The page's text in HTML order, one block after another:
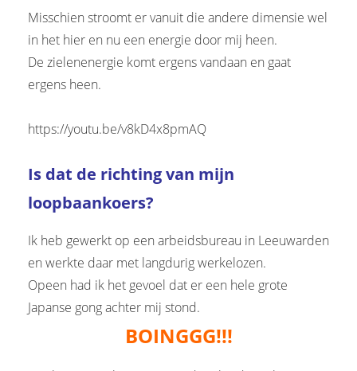
Misschien stroomt er vanuit die andere dimensie wel
in het hier en nu een energie door mij heen.
De zielenenergie komt ergens vandaan en gaat
ergens heen.
https://youtu.be/v8kD4x8pmAQ
Is dat de richting van mijn
loopbaankoers?
Ik heb gewerkt op een arbeidsbureau in Leeuwarden
en werkte daar met langdurig werkelozen.
Opeen had ik het gevoel dat er een hele grote
Japanse gong achter mij stond.
BOINGGG!!!